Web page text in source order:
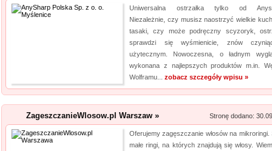
Pozwolenie wodnoprawne
sytuacjach. Niedopełnienie
skutki prawne. Firma Hydro-
operaty wodnoprawne. Są
Plan opracowuje plany...
Szpital Specjalista
Szpital Specjalista, to
poradnie, jak i oddział
także laserowe usuwanie
Uniwersalna ostrzałka tylko od
Niezależnie, czy musisz naostrzyć wielkie
tasaki, czy może podręczny scyzoryk,
sprawdzi się wyśmienicie, znów
użytecznym. Nowoczesna, o ładnym
wykonana z najlepszych produktów m.in.
Wolframu... zobacz szczegóły wpisu »
ZageszczanieWlosow.pl Warszaw » Stronę dodano:
Oferujemy zagęszczanie włosów na mikroringi.
małe ringi, na których znajdują się włosy.